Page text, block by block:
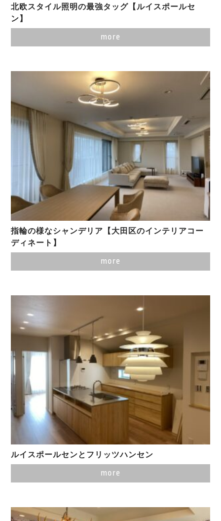
北欧スタイル照明の最強タッグ【ルイスポールセ
ン】
more
指輪の様なシャンデリア【大田区のインテリアコー
ディネート】
more
ルイスポールセンとフリッツハンセン
more